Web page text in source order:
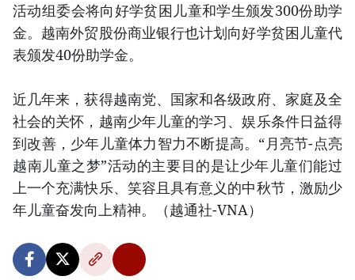
活动组委会将向好学贫困儿童和学生颁发300份助学
金。越南外贸股份商业银行也计划向好学贫困儿童代
表颁发40份助学金。
近几年来，获得越南党、国家和各级政府、家庭及全
社会的关怀，越南少年儿童的学习、娱乐条件日益得
到改善，少年儿童体力智力不断提高。“月亮节-点亮
越南儿童之梦”活动的主要目的是让少年儿童们能过
上一个充满快乐、笑容且具有意义的中秋节，激励少
年儿童奋发向上精神。（越通社-VNA）